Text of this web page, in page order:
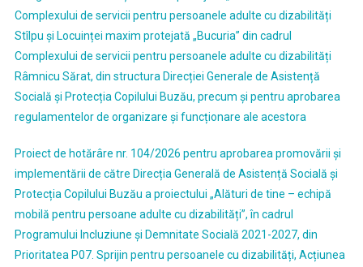
Complexului de servicii pentru persoanele adulte cu dizabilități
Stîlpu și Locuinței maxim protejată „Bucuria” din cadrul
Complexului de servicii pentru persoanele adulte cu dizabilități
Râmnicu Sărat, din structura Direcției Generale de Asistență
Socială și Protecția Copilului Buzău, precum și pentru aprobarea
regulamentelor de organizare și funcționare ale acestora
Proiect de hotărâre nr. 104/2026 pentru aprobarea promovării și
implementării de către Direcția Generală de Asistență Socială și
Protecția Copilului Buzău a proiectului „Alături de tine – echipă
mobilă pentru persoane adulte cu dizabilități”, în cadrul
Programului Incluziune și Demnitate Socială 2021-2027, din
Prioritatea P07. Sprijin pentru persoanele cu dizabilități, Acțiunea